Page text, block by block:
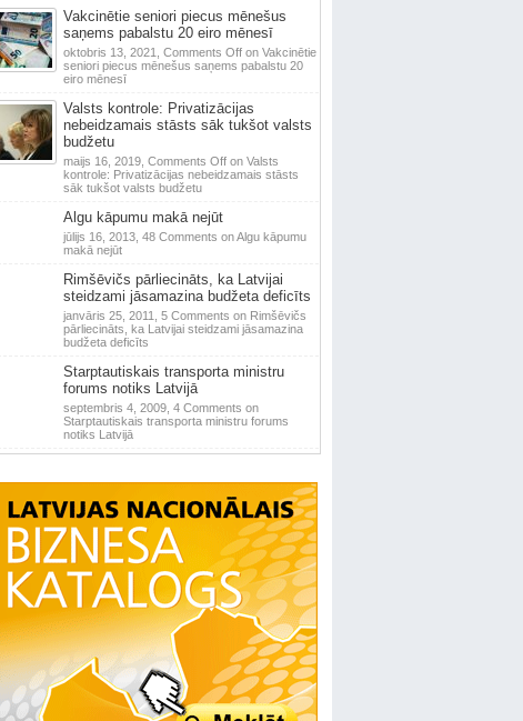
Vakcinētie seniori piecus mēnešus
saņems pabalstu 20 eiro mēnesī
oktobris 13, 2021, Comments Offon Vakcinētie
seniori piecus mēnešus saņems pabalstu 20
eiro mēnesī
Valsts kontrole: Privatizācijas
nebeidzamais stāsts sāk tukšot valsts
budžetu
maijs 16, 2019, Comments Offon Valsts
kontrole: Privatizācijas nebeidzamais stāsts
sāk tukšot valsts budžetu
Algu kāpumu makā nejūt
jūlijs 16, 2013, 48 Comments on Algu kāpumu
makā nejūt
Rimšēvičs pārliecināts, ka Latvijai
steidzami jāsamazina budžeta deficīts
janvāris 25, 2011, 5 Comments on Rimšēvičs
pārliecināts, ka Latvijai steidzami jāsamazina
budžeta deficīts
Starptautiskais transporta ministru
forums notiks Latvijā
septembris 4, 2009, 4 Comments on
Starptautiskais transporta ministru forums
notiks Latvijā